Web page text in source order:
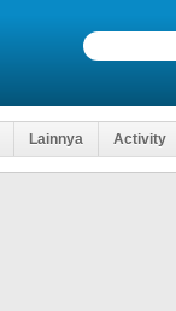
Lainnya Activity